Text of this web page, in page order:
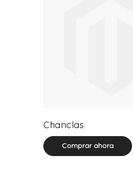
Chanclas
Comprar ahora